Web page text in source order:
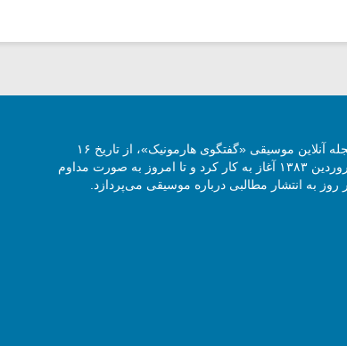
مجله آنلاین موسیقی «گفتگوی هارمونیک»، از تاریخ ۱۶
فروردین ۱۳۸۳ آغاز به کار کرد و تا امروز به صورت مداوم
روز به انتشار مطالبی درباره موسیقی می‌پردازد.